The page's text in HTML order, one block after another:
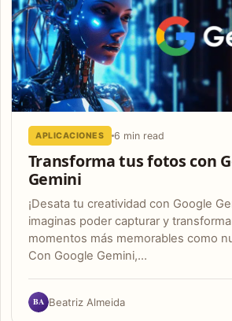
APLICACIONES 6 min read
Transforma tus fotos con
Gemini
¡Desata tu creatividad con Google
imaginas poder capturar y
momentos más memorables como
Con Google Gemini,…
BA Beatriz Almeida